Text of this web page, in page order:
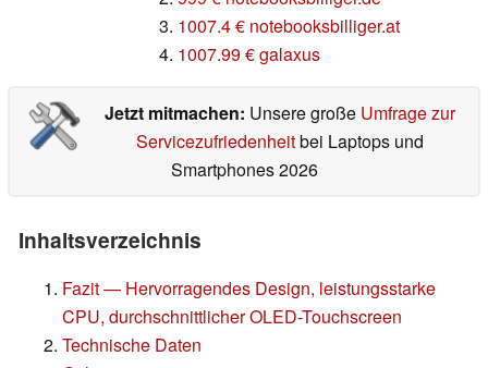
3. 1007.4 € notebooksbilliger.at
4. 1007.99 € galaxus
Jetzt mitmachen: Unsere große Umfrage zur
Servicezufriedenheitbei Laptops und
Smartphones 2026
Inhaltsverzeichnis
Fazit — Hervorragendes Design, leistungsstarke
CPU, durchschnittlicher OLED-Touchscreen
Technische Daten